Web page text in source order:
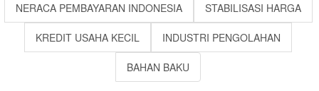
NERACA PEMBAYARAN INDONESIA STABILISASI HARGA
KREDIT USAHA KECIL INDUSTRI PENGOLAHAN
BAHAN BAKU